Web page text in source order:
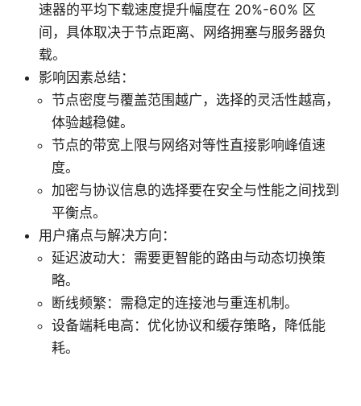
速器的平均下载速度提升幅度在 20%-60% 区
间，具体取决于节点距离、网络拥塞与服务器负
载。
影响因素总结：
节点密度与覆盖范围越广，选择的灵活性越高，
体验越稳健。
节点的带宽上限与网络对等性直接影响峰值速
度。
加密与协议信息的选择要在安全与性能之间找到
平衡点。
用户痛点与解决方向：
延迟波动大：需要更智能的路由与动态切换策
略。
断线频繁：需稳定的连接池与重连机制。
设备端耗电高：优化协议和缓存策略，降低能
耗。